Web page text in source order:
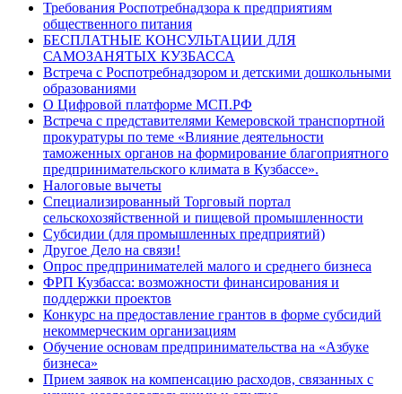
Требования Роспотребнадзора к предприятиям
общественного питания
БЕСПЛАТНЫЕ КОНСУЛЬТАЦИИ ДЛЯ
САМОЗАНЯТЫХ КУЗБАССА
Встреча с Роспотребнадзором и детскими дошкольными
образованиями
О Цифровой платформе МСП.РФ
Встреча с представителями Кемеровской транспортной
прокуратуры по теме «Влияние деятельности
таможенных органов на формирование благоприятного
предпринимательского климата в Кузбассе».
Налоговые вычеты
Специализированный Торговый портал
сельскохозяйственной и пищевой промышленности
Субсидии (для промышленных предприятий)
Другое Дело на связи!
Опрос предпринимателей малого и среднего бизнеса
ФРП Кузбасса: возможности финансирования и
поддержки проектов
Конкурс на предоставление грантов в форме субсидий
некоммерческим организациям
Обучение основам предпринимательства на «Азбуке
бизнеса»
Прием заявок на компенсацию расходов, связанных с